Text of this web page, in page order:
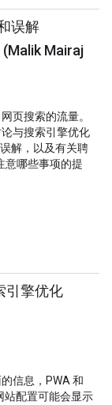
误解
(Malik Mairaj
页搜索的流量。
与搜索引擎优化
解，以及有关聘
意哪些事项的提
引擎优化
信息，PWA 和
站配置可能会显示